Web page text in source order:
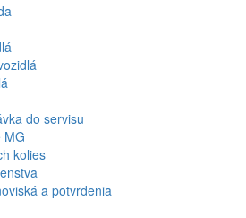
do servisu
MG
kolies
a potvrdenia